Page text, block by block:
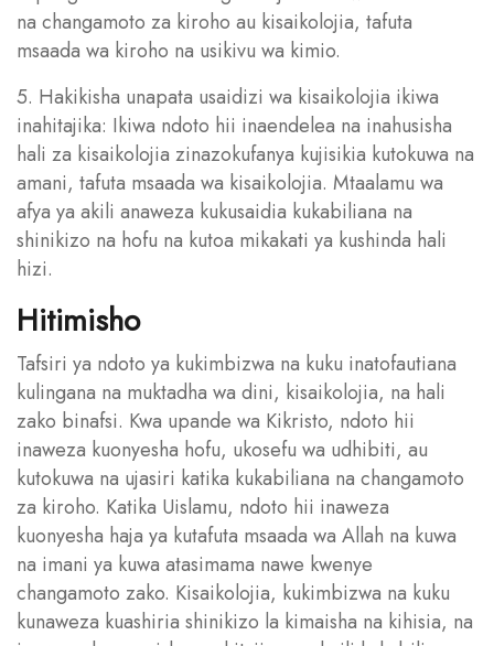
na changamoto za kiroho au kisaikolojia, tafuta
msaada wa kiroho na usikivu wa kimio.
5. Hakikisha unapata usaidizi wa kisaikolojia ikiwa
inahitajika: Ikiwa ndoto hii inaendelea na inahusisha
hali za kisaikolojia zinazokufanya kujisikia kutokuwa na
amani, tafuta msaada wa kisaikolojia. Mtaalamu wa
afya ya akili anaweza kukusaidia kukabiliana na
shinikizo na hofu na kutoa mikakati ya kushinda hali
hizi.
Hitimisho
Tafsiri ya ndoto ya kukimbizwa na kuku inatofautiana
kulingana na muktadha wa dini, kisaikolojia, na hali
zako binafsi. Kwa upande wa Kikristo, ndoto hii
inaweza kuonyesha hofu, ukosefu wa udhibiti, au
kutokuwa na ujasiri katika kukabiliana na changamoto
za kiroho. Katika Uislamu, ndoto hii inaweza
kuonyesha haja ya kutafuta msaada wa Allah na kuwa
na imani ya kuwa atasimama nawe kwenye
changamoto zako. Kisaikolojia, kukimbizwa na kuku
kunaweza kuashiria shinikizo la kimaisha na kihisia, na